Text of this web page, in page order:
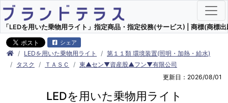
「LEDを用いた乗物用ライト」指定商品・指定役務(サービス) | 商標(商標
シェア
LEDを用いた乗物用ライト
第１１類 環境装置(照明・加熱・給水)
タスク
ＴＡＳＣ
東▲セン▼資産股▲フン▼有限公司
更新日：2026/08/01
LEDを用いた乗物用ライト